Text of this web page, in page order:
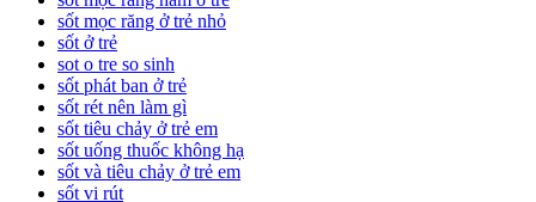
sốt mọc răng ở trẻ nhỏ
sốt ở trẻ
sot o tre so sinh
sốt phát ban ở trẻ
sốt rét nên làm gì
sốt tiêu chảy ở trẻ em
sốt uống thuốc không hạ
sốt và tiêu chảy ở trẻ em
sốt vi rút